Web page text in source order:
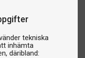
tekniska
inhämta
däribland: